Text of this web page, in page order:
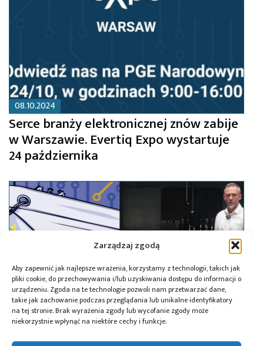
Zarządzaj zgodą
Aby zapewnić jak najlepsze wrażenia, korzystamy z technologii, takich jak
pliki cookie, do przechowywania i/lub uzyskiwania dostępu do informacji o
urządzeniu. Zgoda na te technologie pozwoli nam przetwarzać dane,
takie jak zachowanie podczas przeglądania lub unikalne identyfikatory
na tej stronie. Brak wyrażenia zgody lub wycofanie zgody może
niekorzystnie wpłynąć na niektóre cechy i funkcje.
08.10.2024
Serce branży elektronicznej znów zabije
w Warszawie. Evertiq Expo wystartuje
24 października